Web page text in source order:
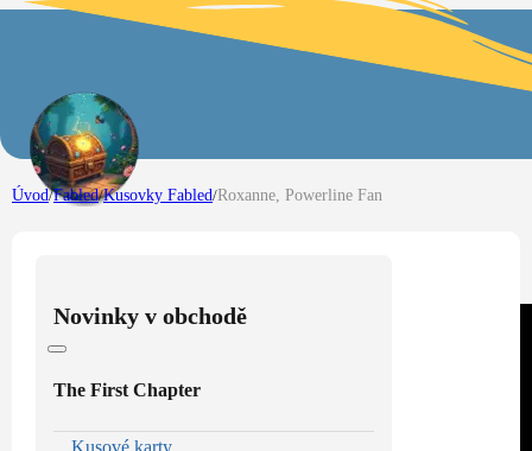
Úvod/Fabled/Kusovky Fabled/Roxanne, Powerline Fan
Novinky v obchodě
The First Chapter
Kusové karty